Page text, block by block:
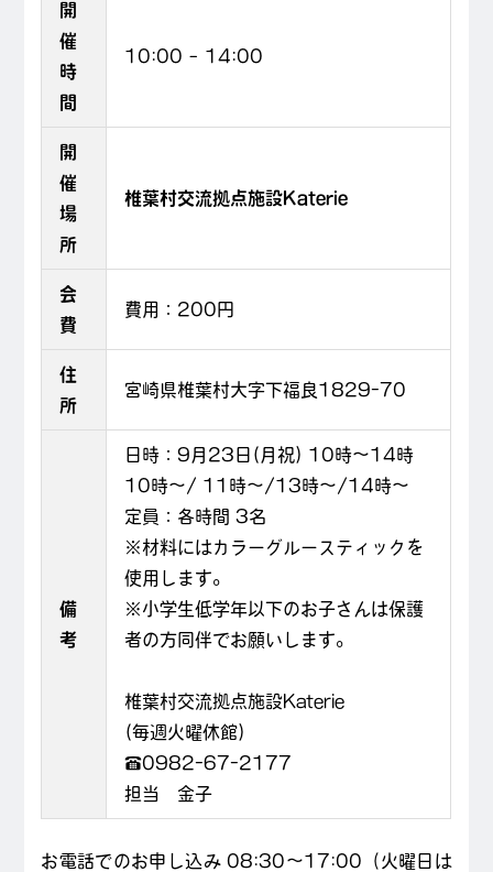
開
催
時
間
10:00 – 14:00
開
催
場
所
椎葉村交流拠点施設Katerie
会
費
費用：200円
住
所
宮崎県椎葉村大字下福良1829-70
備
考
日時：9月23日(月祝) 10時～14時
10時～/ 11時～/13時～/14時～
定員：各時間 3名
※材料にはカラーグルースティックを
使用します。
※小学生低学年以下のお子さんは保護
者の方同伴でお願いします。
椎葉村交流拠点施設Katerie
(毎週火曜休館)
☎0982-67-2177
担当 金子
お電話でのお申し込み 08:30〜17:00（火曜日は